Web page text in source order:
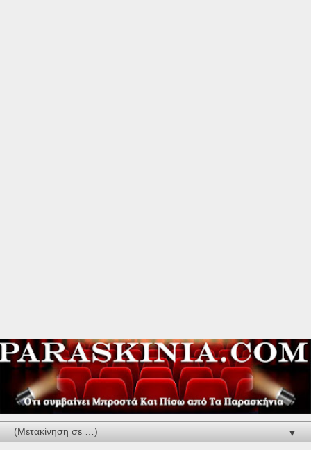
▼